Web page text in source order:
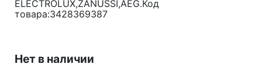
ELECTROLUX,ZANUSSI,AEG.Код
товара:3428369387
Нет в наличии